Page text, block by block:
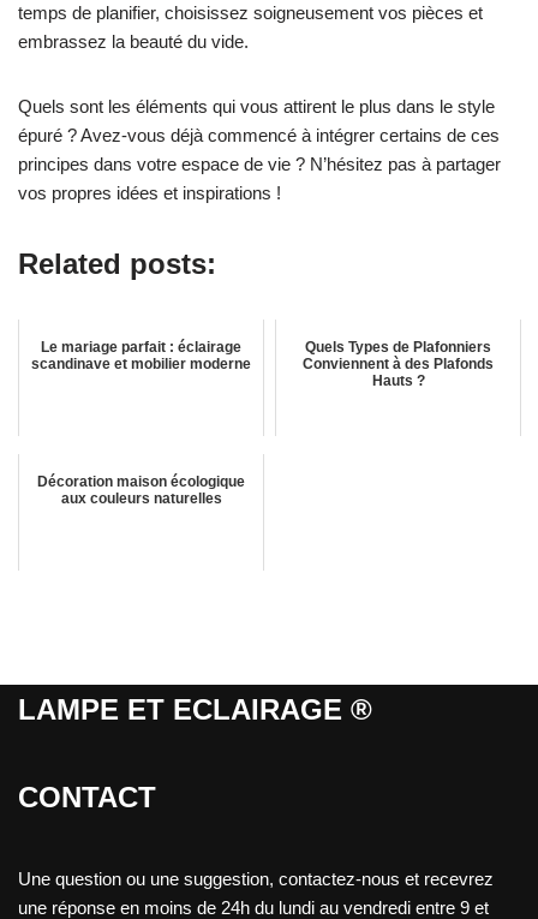
temps de planifier, choisissez soigneusement vos pièces et
embrassez la beauté du vide.
Quels sont les éléments qui vous attirent le plus dans le style
épuré ? Avez-vous déjà commencé à intégrer certains de ces
principes dans votre espace de vie ? N’hésitez pas à partager
vos propres idées et inspirations !
Related posts:
Le mariage parfait : éclairage
scandinave et mobilier moderne
Quels Types de Plafonniers
Conviennent à des Plafonds
Hauts ?
Décoration maison écologique
aux couleurs naturelles
LAMPE ET ECLAIRAGE ®
CONTACT
Une question ou une suggestion, contactez-nous et recevrez
une réponse en moins de 24h du lundi au vendredi entre 9 et